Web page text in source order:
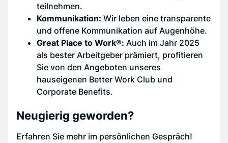
teilnehmen.
Kommunikation: Wir leben eine transparente
und offene Kommunikation auf Augenhöhe.
Great Place to Work®: Auch im Jahr 2025
als bester Arbeitgeber prämiert, profitieren
Sie von den Angeboten unseres
hauseigenen Better Work Club und
Corporate Benefits.
Neugierig geworden?
Erfahren Sie mehr im persönlichen Gespräch!